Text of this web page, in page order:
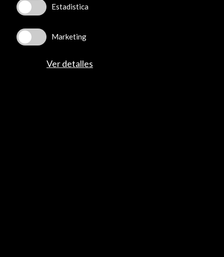
Programa PICE
Residencias
Noticias
Multimedia
Mapa Web
Estadistica
Marketing
Ver detalles